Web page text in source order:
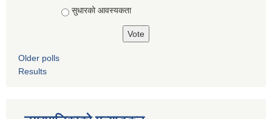
सुधारको आवस्यकता
Older polls
Results